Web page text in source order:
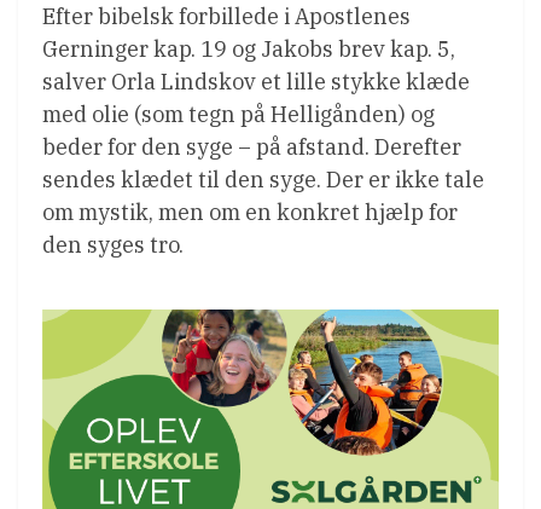
Efter bibelsk forbillede i Apostlenes
Gerninger kap. 19 og Jakobs brev kap. 5,
salver Orla Lindskov et lille stykke klæde
med olie (som tegn på Helligånden) og
beder for den syge – på afstand. Derefter
sendes klædet til den syge. Der er ikke tale
om mystik, men om en konkret hjælp for
den syges tro.